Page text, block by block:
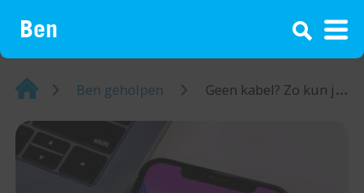
¡
Home Ben geholpen Geen kabel? Zo kun je je telefoon draadloos opladen